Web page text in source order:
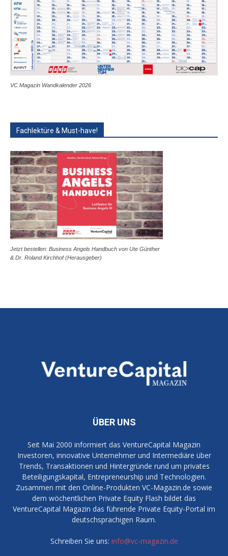
VC Magazin Wandkalender 2026
Fachlektüre & Must-have!
Jetzt bestellen: Business Angels Handbuch von Ute Günther
& Dr. Roland Kirchhof (Herausgeber)
ÜBER UNS
Seit Mai 2000 informiert das VentureCapital Magazin
Investoren, innovative Unternehmer und Intermediäre über
Trends, Transaktionen und Hintergründe rund um privates
Beteiligungskapital, Entrepreneurship und Technologien.
Zusammen mit den Online-Produkten VC-Magazin.de sowie
dem wöchentlichen Private Equity Flash bildet das
VentureCapital Magazin das führende Private Equity-Portal im
deutschsprachigen Raum.
Schreiben Sie uns: info@vc-magazin.de